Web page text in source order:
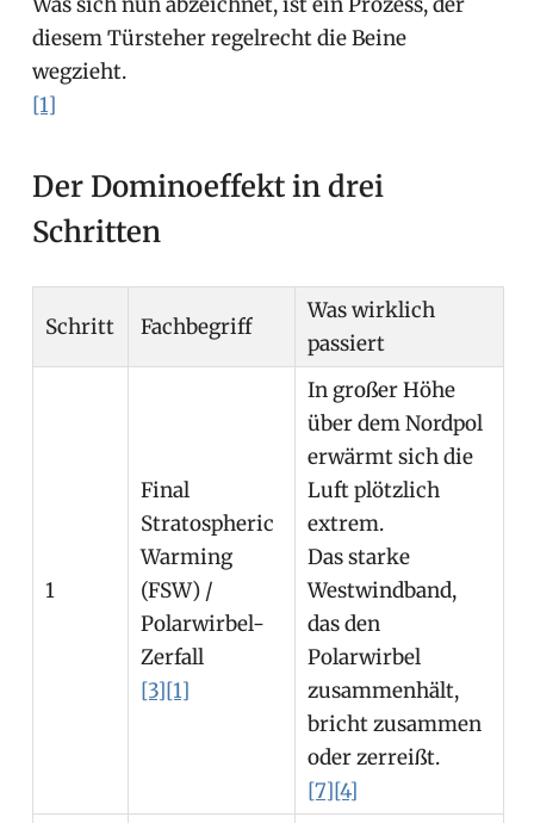
diesem Türsteher regelrecht die Beine
wegzieht.
[1]
Der Dominoeffekt in drei
Schritten
Schritt Fachbegriff
Was wirklich
passiert
1
Final
Stratospheric
Warming
(FSW) /
Polarwirbel-
Zerfall
[3][1]
In großer Höhe
über dem Nordpol
erwärmt sich die
Luft plötzlich
extrem.
Das starke
Westwindband,
das den
Polarwirbel
zusammenhält,
bricht zusammen
oder zerreißt.
[7][4]